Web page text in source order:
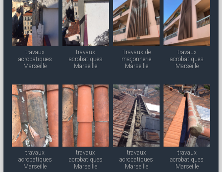
travaux
acrobatiques
Marseille
travaux
acrobatiques
Marseille
Travaux de
maçonnerie
Marseille
travaux
acrobatiques
Marseille
travaux
acrobatiques
Marseille
travaux
acrobatiques
Marseille
travaux
acrobatiques
Marseille
travaux
acrobatiques
Marseille